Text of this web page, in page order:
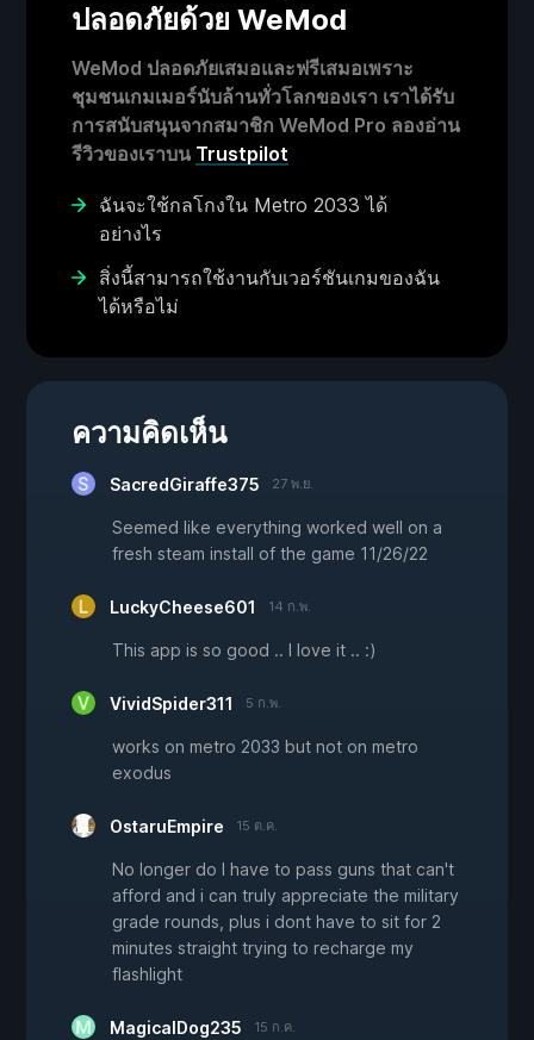
ปลอดภัยด้วย WeMod
WeMod ปลอดภัยเสมอและฟรีเสมอเพราะ
ชุมชนเกมเมอร์นับล้านทั่วโลกของเรา เราได้รับ
การสนับสนุนจากสมาชิก WeMod Pro ลองอ่าน
รีวิวของเราบน Trustpilot
ฉันจะใช้กลโกงใน Metro 2033 ได้
อย่างไร
สิ่งนี้สามารถใช้งานกับเวอร์ชันเกมของฉัน
ได้หรือไม่
ความคิดเห็น
SacredGiraffe375 27 พ.ย.
Seemed like everything worked well on a
fresh steam install of the game 11/26/22
LuckyCheese601 14 ก.พ.
This app is so good .. I love it .. :)
VividSpider311 5 ก.พ.
works on metro 2033 but not on metro
exodus
OstaruEmpire 15 ต.ค.
No longer do I have to pass guns that can't
afford and i can truly appreciate the military
grade rounds, plus i dont have to sit for 2
minutes straight trying to recharge my
flashlight
MagicalDog235 15 ก.ค.